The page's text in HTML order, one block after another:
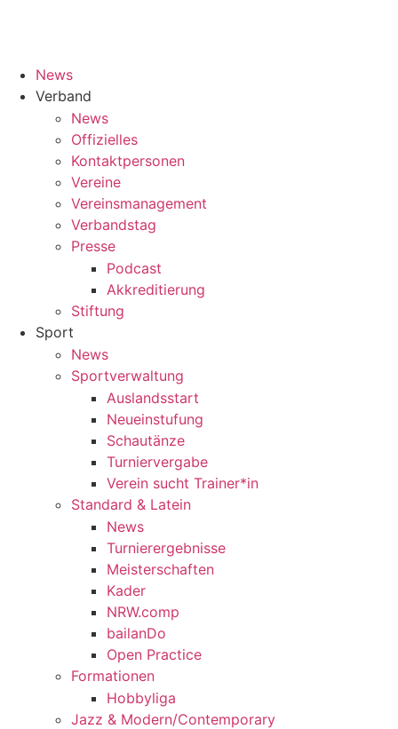
News
Verband
News
Offizielles
Kontaktpersonen
Vereine
Vereinsmanagement
Verbandstag
Presse
Podcast
Akkreditierung
Stiftung
Sport
News
Sportverwaltung
Auslandsstart
Neueinstufung
Schautänze
Turniervergabe
Verein sucht Trainer*in
Standard & Latein
News
Turnierergebnisse
Meisterschaften
Kader
NRW.comp
bailanDo
Open Practice
Formationen
Hobbyliga
Jazz & Modern/Contemporary